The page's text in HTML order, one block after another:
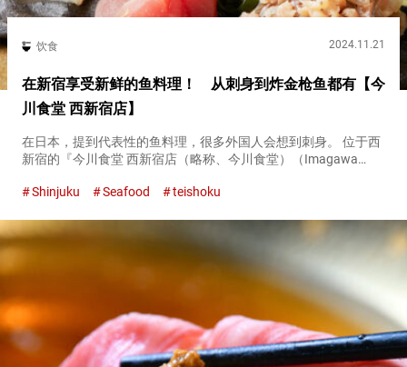
饮食 2024.11.21
在新宿享受新鲜的鱼料理！ 从刺身到炸金枪鱼都有【今
川食堂 西新宿店】
在日本，提到代表性的鱼料理，很多外国人会想到刺身。 位于西
新宿的『今川食堂 西新宿店（略称、今川食堂）（Imagawa
种烹饪方式的鱼料理。 『今川食堂（Ima...
Shinjuku Seafood teishoku